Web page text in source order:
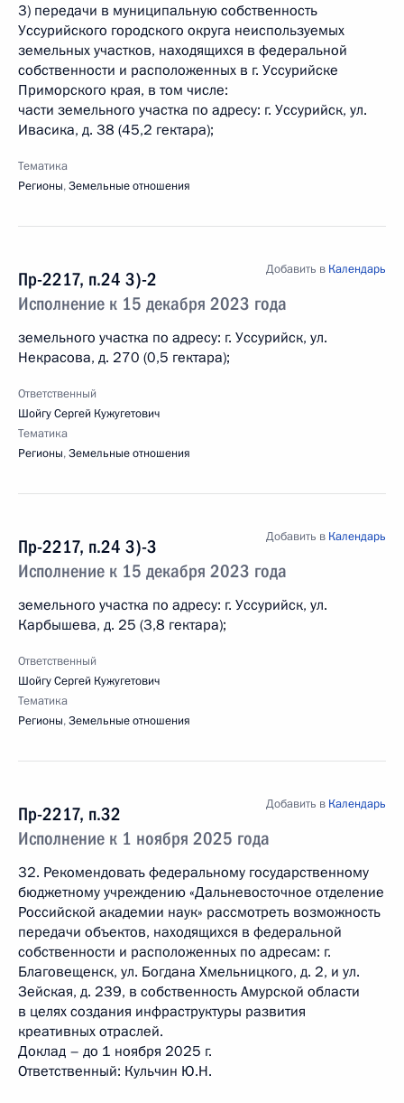
3) передачи в муниципальную собственность
Уссурийского городского округа неиспользуемых
земельных участков, находящихся в федеральной
собственности и расположенных в г. Уссурийске
Приморского края, в том числе:
части земельного участка по адресу: г. Уссурийск, ул.
Ивасика, д. 38 (45,2 гектара);
Тематика
Регионы,Земельные отношения
Пр-2217, п.24 3)-2
Исполнение к 15 декабря 2023 года
Добавить в Календарь
земельного участка по адресу: г. Уссурийск, ул.
Некрасова, д. 270 (0,5 гектара);
Ответственный
Шойгу Сергей Кужугетович
Тематика
Регионы,Земельные отношения
Пр-2217, п.24 3)-3
Исполнение к 15 декабря 2023 года
Добавить в Календарь
земельного участка по адресу: г. Уссурийск, ул.
Карбышева, д. 25 (3,8 гектара);
Ответственный
Шойгу Сергей Кужугетович
Тематика
Регионы,Земельные отношения
Пр-2217, п.32
Исполнение к 1 ноября 2025 года
Добавить в Календарь
32. Рекомендовать федеральному государственному
бюджетному учреждению «Дальневосточное отделение
Российской академии наук» рассмотреть возможность
передачи объектов, находящихся в федеральной
собственности и расположенных по адресам: г.
Благовещенск, ул. Богдана Хмельницкого, д. 2, и ул.
Зейская, д. 239, в собственность Амурской области
в целях создания инфраструктуры развития
креативных отраслей.
Доклад – до 1 ноября 2025 г.
Ответственный: Кульчин Ю.Н.